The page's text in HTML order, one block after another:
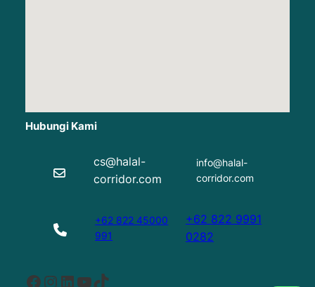
Hubungi Kami
cs@halal-
corridor.com
info@halal-
corridor.com
+62 822 45000
991
+62 822 9991
0282
Facebook Instagram LinkedIn YouTube TikTok